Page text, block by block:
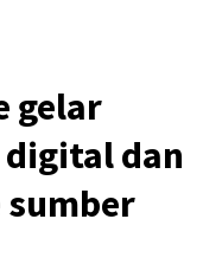
gelar
dan